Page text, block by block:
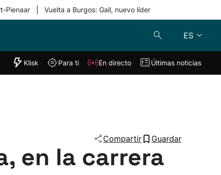
Pienaar Vuelta a Burgos: Gall, nuevo líder
ES
"Helmuga"
Klisk En directo
Klisk Para ti En directo Últimas noticias
Compartir Guardar
en la carrera